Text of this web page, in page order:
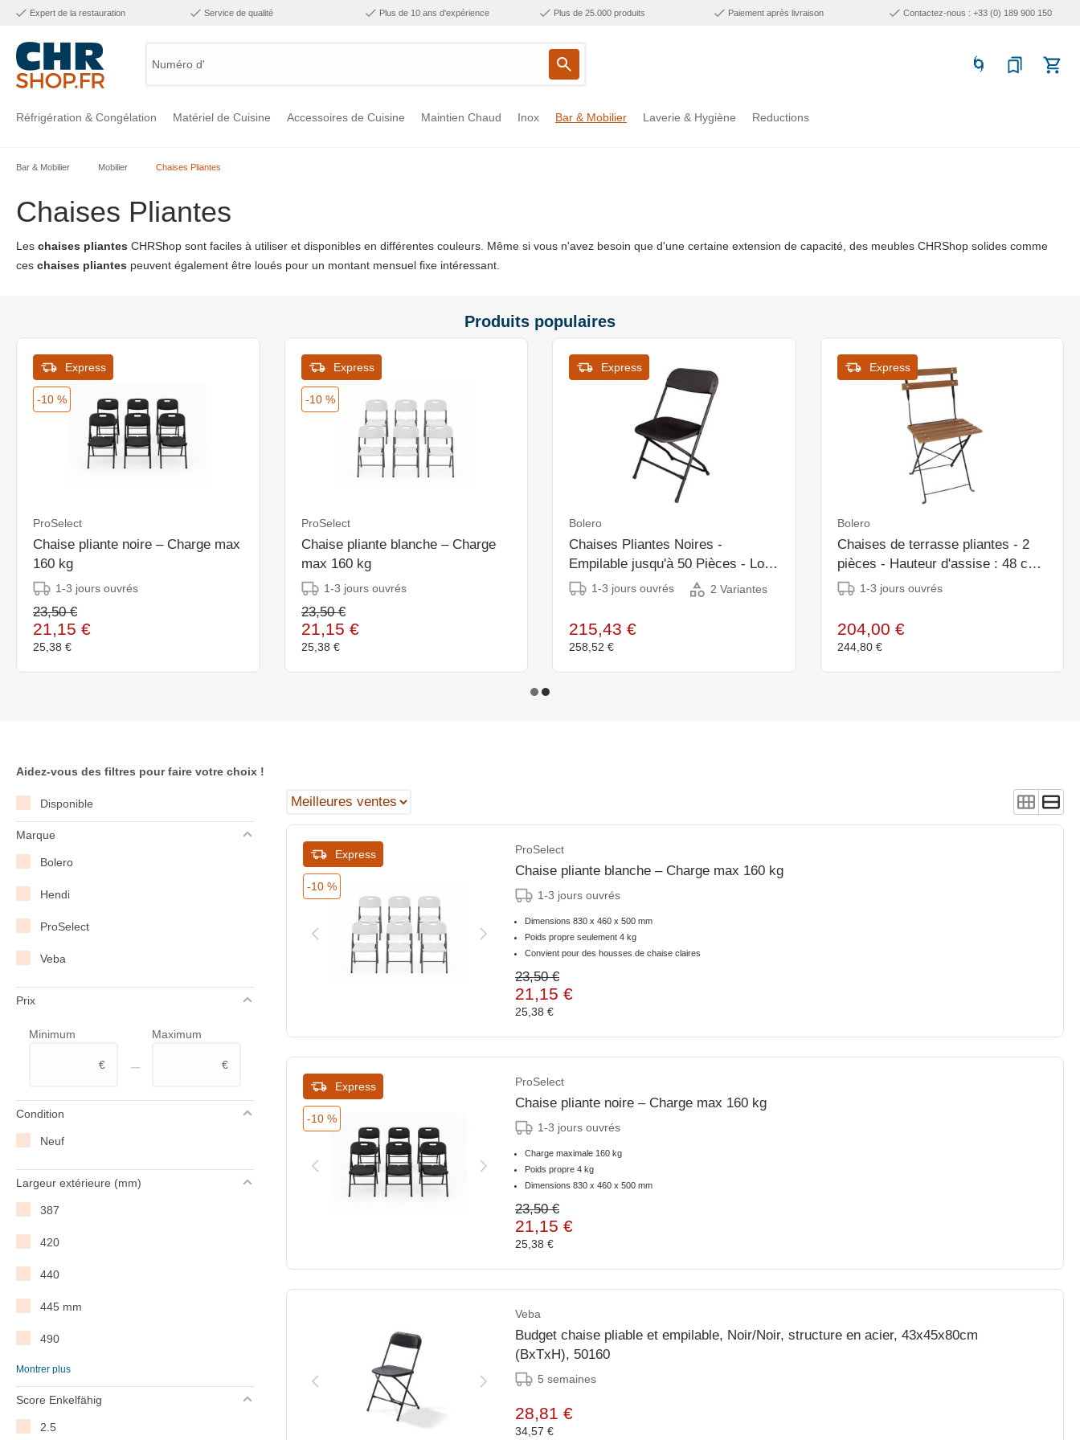
Expert de la restauration Service de qualité Plus de 10 ans d'expérience Plus de 25.000 produits Paiement après livraison Contactez-nous : +33 (0) 189 900 150
Numéro d'art
Réfrigération & Congélation Matériel de Cuisine Accessoires de Cuisine Maintien Chaud Inox Bar & Mobilier Laverie & Hygiène Reductions
Bar & Mobilier Mobilier Chaises Pliantes
Chaises Pliantes
Les chaises pliantes CHRShop sont faciles à utiliser et disponibles en différentes couleurs. Même si vous n'avez besoin que d'une certaine extension de capacité, des meubles CHRShop solides comme
ces chaises pliantes peuvent également être loués pour un montant mensuel fixe intéressant.
Produits populaires
-10 %
Express
ProSelect
Chaise pliante noire – Charge max
160 kg
1-3 jours ouvrés
23,50 €
21,15 €
25,38 €
-10 %
Express
ProSelect
Chaise pliante blanche – Charge
max 160 kg
1-3 jours ouvrés
23,50 €
21,15 €
25,38 €
Express
Bolero
Chaises Pliantes Noires -
Empilable jusqu'à 50 Pièces - Lot
de 101-3 jours ouvrés 2 Variantes
215,43 €
258,52 €
Express
Bolero
Chaises de terrasse pliantes - 2
pièces - Hauteur d'assise : 48 cm
- imitation bois
1-3 jours ouvrés
204,00 €
244,80 €
Aidez-vous des filtres pour faire votre choix !
Disponible
Marque
Bolero
Hendi
ProSelect
Veba
Prix
Minimum
€ –
Maximum
€
Condition
Neuf
Largeur extérieure (mm)
387
420
440
445 mm
490
500
570
Montrer plus
Score Enkelfähig
2.5
-10 %
Express ProSelect
Chaise pliante blanche – Charge max 160 kg
1-3 jours ouvrés
Dimensions 830 x 460 x 500 mm
Poids propre seulement 4 kg
Convient pour des housses de chaise claires
23,50 €
21,15 €
25,38 €
-10 %
Express ProSelect
Chaise pliante noire – Charge max 160 kg
1-3 jours ouvrés
Charge maximale 160 kg
Poids propre 4 kg
Dimensions 830 x 460 x 500 mm
23,50 €
21,15 €
25,38 €
Veba
Budget chaise pliable et empilable, Noir/Noir, structure en acier, 43x45x80cm
(BxTxH), 50160
5 semaines
28,81 €
34,57 €